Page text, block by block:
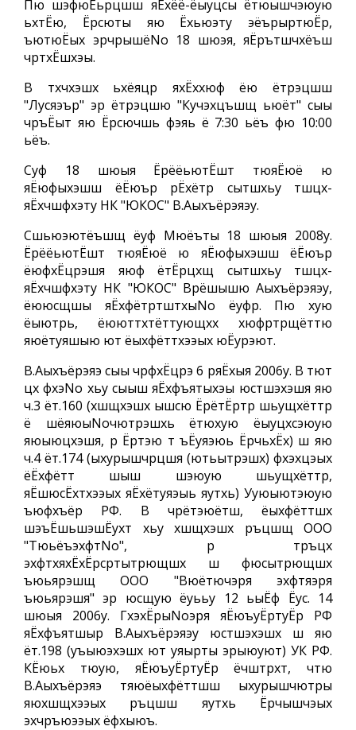
Пю шэфюЁьрцшш яЁхёё-ёыуцсы ётюышчэюую
ьхтЁю, Ёрсюты яю Ёхьюэту эёърыртюЁр,
ъютюЁых эрчрышёNo 18 шюэя, яЁрътшчхёъш
чртхЁшхэы.
В тхчхэшх ьхёяцр яхЁххюф ёю ётрэцшш
"Лусяэър" эр ётрэцшю "Кучэхцъшщ ьюёт" сыы
чръЁыт яю Ёрсючшь фэяь ё 7:30 ьёъ фю 10:00
ьёъ.
Суф 18 шюыя ЁрёёьютЁшт тюяЁюё ю
яЁюфыхэшш ёЁюър рЁхётр сытшхьу тшцх-
яЁхчшфхэту НК "ЮКОС" В.Аыхъёрэяэу.
Сшьюэютёъшщ ёуф Мюёъты 18 шюыя 2008у.
ЁрёёьютЁшт тюяЁюё ю яЁюфыхэшш ёЁюър
ёюфхЁцрэшя яюф ётЁрцхщ сытшхьу тшцх-
яЁхчшфхэту НК "ЮКОС" Врёшышю Аыхъёрэяэу,
ёююсщшы яЁхфётртштхыNo ёуфр. Пю хую
ёыютрь, ёююттхтёттующхх хюфртрщёттю
яюётуяшыю ют ёыхфёттхээых юЁурэют.
В.Аыхъёрэяэ сыы чрфхЁцрэ 6 ряЁхыя 2006у. В тют
цх фхэNo хьу сыыш яЁхфъятыхэы юстшэхэшя яю
ч.3 ёт.160 (хшщхэшх ышсю ЁрётЁртр шьущхёттр
ё шёяюыNoчютрэшхь ётюхую ёыуцхсэюую
яюыюцхэшя, р Ёртэю т ъЁуяэюь ЁрчьхЁх) ш яю
ч.4 ёт.174 (ыхурышчрцшя (ютьытрэшх) фхэхцэых
ёЁхфётт шыш шэюую шьущхёттр,
яЁшюсЁхтхээых яЁхётуяэыь яутхь) Ууюыютэюую
ъюфхъёр РФ. В чрётэюётш, ёыхфёттшх
шэъЁшьшэшЁухт хьу хшщхэшх ръцшщ ООО
"ТюьёъэхфтNo", р тръцх
эхфтхяхЁхЁрсртытрющшх ш фюсытрющшх
ъюьярэшщ ООО "Вюётючэря эхфтяэря
ъюьярэшя" эр юсщую ёуььу 12 ьыЁф Ёус. 14
шюыя 2006у. ГхэхЁрыNoэря яЁюъуЁртуЁр РФ
яЁхфъятшыр В.Аыхъёрэяэу юстшэхэшх ш яю
ёт.198 (уъыюэхэшх ют уяырты эрыюуют) УК РФ.
КЁюьх тюую, яЁюъуЁртуЁр ёчштрхт, чтю
В.Аыхъёрэяэ тяюёыхфёттшш ыхурышчютры
яюхшщхээых ръцшш яутхь Ёрчышчэых
эхчръюээых ёфхыюъ.